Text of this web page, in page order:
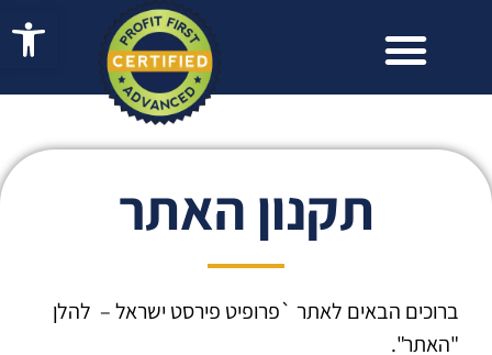
תקנון האתר
ברוכים הבאים לאתר `פרופיט פירסט ישראל – להלן
"האתר".